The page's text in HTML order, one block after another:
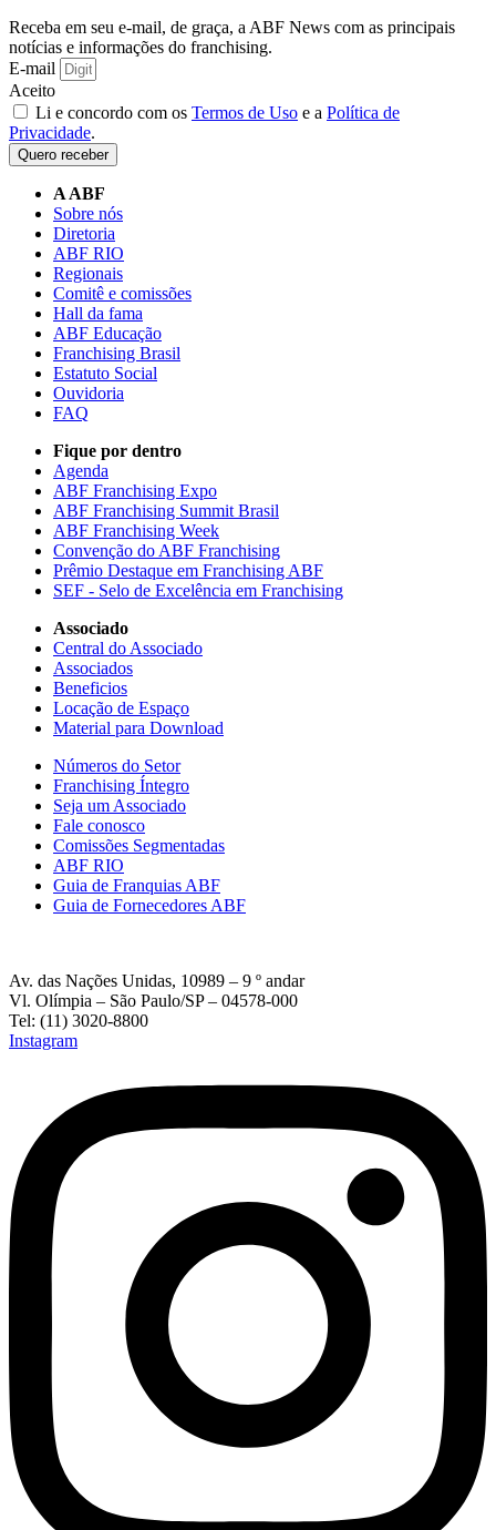
Receba em seu e-mail, de graça, a ABF News com as principais
notícias e informações do franchising.
E-mail
Aceito
Li e concordo com os Termos de Uso e a Política de
Privacidade.
Quero receber
A ABF
Sobre nós
Diretoria
ABF RIO
Regionais
Comitê e comissões
Hall da fama
ABF Educação
Franchising Brasil
Estatuto Social
Ouvidoria
FAQ
Fique por dentro
Agenda
ABF Franchising Expo
ABF Franchising Summit Brasil
ABF Franchising Week
Convenção do ABF Franchising
Prêmio Destaque em Franchising ABF
SEF - Selo de Excelência em Franchising
Associado
Central do Associado
Associados
Beneficios
Locação de Espaço
Material para Download
Números do Setor
Franchising Íntegro
Seja um Associado
Fale conosco
Comissões Segmentadas
ABF RIO
Guia de Franquias ABF
Guia de Fornecedores ABF
Av. das Nações Unidas, 10989 – 9 º andar
Vl. Olímpia – São Paulo/SP – 04578-000
Tel: (11) 3020-8800
Instagram